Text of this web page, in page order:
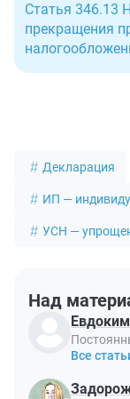
Статья 346.13
прекращения
Декларация
ИП —
УСН —
Над
Все